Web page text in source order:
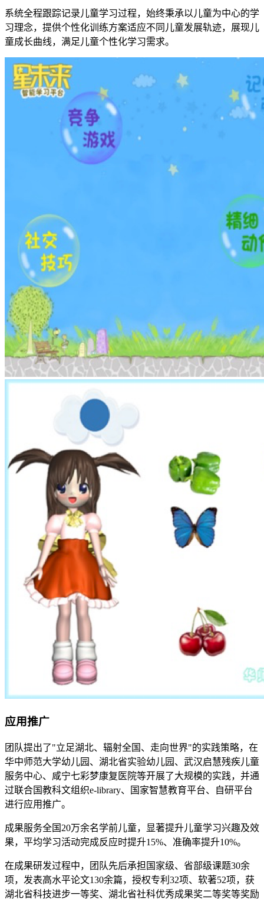
系统全程跟踪记录儿童学习过程，始终秉承以儿童为中心的学
习理念，提供个性化训练方案适应不同儿童发展轨迹，展现儿
童成长曲线，满足儿童个性化学习需求。
应用推广
团队提出了"立足湖北、辐射全国、走向世界"的实践策略，在
华中师范大学幼儿园、湖北省实验幼儿园、武汉启慧残疾儿童
服务中心、咸宁七彩梦康复医院等开展了大规模的实践，并通
过联合国教科文组织e-library、国家智慧教育平台、自研平台
进行应用推广。
成果服务全国20万余名学前儿童，显著提升儿童学习兴趣及效
果，平均学习活动完成反应时提升15%、准确率提升10%。
在成果研发过程中，团队先后承担国家级、省部级课题30余
项，发表高水平论文130余篇，授权专利32项、软著52项，获
湖北省科技进步一等奖、湖北省社科优秀成果奖二等奖等奖励